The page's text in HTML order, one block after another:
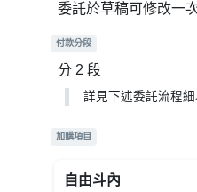
委託於草稿可修改一
付款分段
分 2 段
詳見下述委託流程細
加購項目
自由斗內